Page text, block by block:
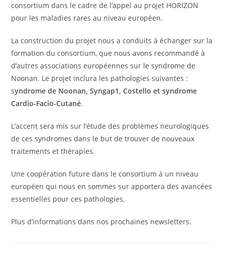
consortium dans le cadre de l’appel au projet HORIZON
pour les maladies rares au niveau européen.
La construction du projet nous a conduits à échanger sur la
formation du consortium, que nous avons recommandé à
d’autres associations européennes sur le syndrome de
Noonan. Le projet inclura les pathologies suivantes :
syndrome de Noonan, Syngap1, Costello et syndrome
Cardio-Facio-Cutané.
L’accent sera mis sur l’étude des problèmes neurologiques
de ces syndromes dans le but de trouver de nouveaux
traitements et thérapies.
Une coopération future dans le consortium à un niveau
européen qui nous en sommes sur apportera des avancées
essentielles pour ces pathologies.
Plus d’informations dans nos prochaines newsletters.